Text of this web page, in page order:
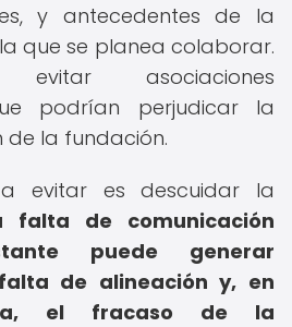
y antecedentes de la
que se planea colaborar.
asociaciones
podrían perjudicar la
de la fundación.
evitar es descuidar la
falta de comunicación
puede generar
de alineación y, en
el fracaso de la